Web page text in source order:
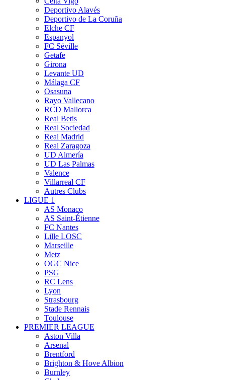
Deportivo Alavés
Deportivo de La Coruña
Elche CF
Espanyol
FC Séville
Getafe
Girona
Levante UD
Málaga CF
Osasuna
Rayo Vallecano
RCD Mallorca
Real Betis
Real Sociedad
Real Madrid
Real Zaragoza
UD Almería
UD Las Palmas
Valence
Villarreal CF
Autres Clubs
LIGUE 1
AS Monaco
AS Saint-Étienne
FC Nantes
Lille LOSC
Marseille
Metz
OGC Nice
PSG
RC Lens
Lyon
Strasbourg
Stade Rennais
Toulouse
PREMIER LEAGUE
Aston Villa
Arsenal
Brentford
Brighton & Hove Albion
Burnley